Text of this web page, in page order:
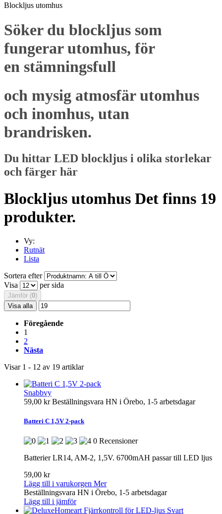
Blockljus utomhus
Söker du blockljus som
fungerar utomhus, för
en stämningsfull
och mysig atmosfär utomhus
och inomhus, utan
brandrisken.
Du hittar LED blockljus i olika storlekar
och färger här
Blockljus utomhus Det finns 19
produkter.
Vy:
Rutnät
Lista
Sortera efter
Visa
per sida
Jämför (0)
Visa alla
Föregående
1
2
Nästa
Visar 1 - 12 av 19 artiklar
Snabbvy
59,00 krBeställningsvara HN i Örebo, 1-5 arbetsdagar
Batteri C 1,5V 2-pack
0 Recensioner
Batterier LR14, AM-2, 1,5V. 6700mAH passar till LED ljus
59,00 kr
Lägg till i varukorgen Mer
Beställningsvara HN i Örebo, 1-5 arbetsdagar
Lägg till i jämför